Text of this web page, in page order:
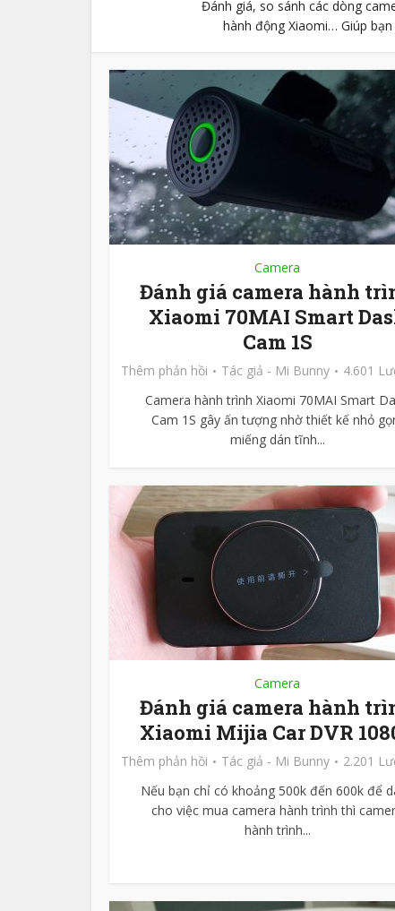
Đánh giá, so sánh các dòng
hành động Xiaomi… Giúp
Camera
Đánh giá camera hành
Xiaomi 70MAI Smart
Cam 1S
Thêm phản hồi Tác giả - Mi Bunny
4.601
Camera hành trình Xiaomi 70MAI Smart
Cam 1S gây ấn tượng nhờ thiết kế nhỏ
miếng dán tĩnh...
Camera
Đánh giá camera hành
Xiaomi Mijia Car DVR
Thêm phản hồi Tác giả - Mi Bunny
2.201
Nếu bạn chỉ có khoảng 500k đến 600k để
cho việc mua camera hành trình thì
hành trình...